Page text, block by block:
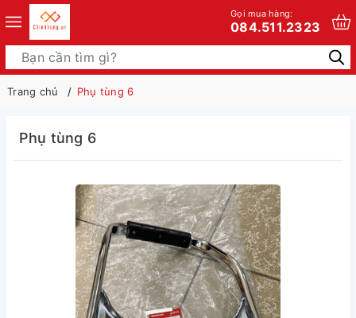
Gọi mua hàng:
084.511.2323
Trang chủ Phụ tùng 6
Phụ tùng 6